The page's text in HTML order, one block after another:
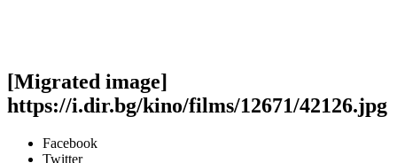
[Migrated image]
https://i.dir.bg/kino/films/12671/42126.jpg
Facebook
Twitter